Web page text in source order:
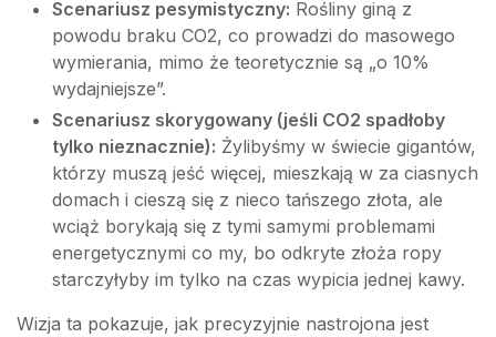
Scenariusz pesymistyczny: Rośliny giną z
powodu braku CO2, co prowadzi do masowego
wymierania, mimo że teoretycznie są „o 10%
wydajniejsze”.
Scenariusz skorygowany (jeśli CO2 spadłoby
tylko nieznacznie): Żylibyśmy w świecie gigantów,
którzy muszą jeść więcej, mieszkają w za ciasnych
domach i cieszą się z nieco tańszego złota, ale
wciąż borykają się z tymi samymi problemami
energetycznymi co my, bo odkryte złoża ropy
starczyłyby im tylko na czas wypicia jednej kawy.
Wizja ta pokazuje, jak precyzyjnie nastrojona jest